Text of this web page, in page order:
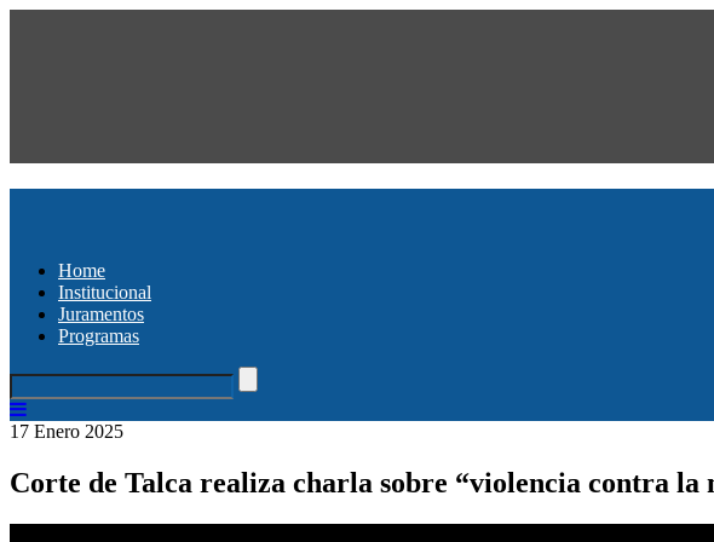
Home
Institucional
Juramentos
Programas
17 Enero 2025
Corte de Talca realiza charla sobre “violencia contra la